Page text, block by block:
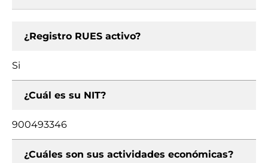
¿Registro RUES activo?
Si
¿Cuál es su NIT?
900493346
¿Cuáles son sus actividades económicas?